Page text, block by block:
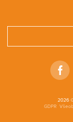
2026
GDPR